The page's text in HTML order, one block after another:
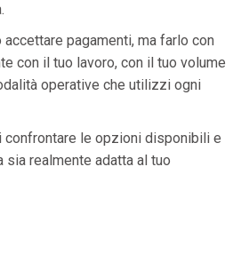
accettare pagamenti, ma farlo con
con il tuo lavoro, con il tuo volume
operative che utilizzi ogni
confrontare le opzioni disponibili e
sia realmente adatta al tuo